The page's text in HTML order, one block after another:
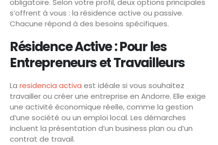
obligatoire. Selon votre profil, deux options principales
s’offrent à vous : la résidence active ou passive.
Chacune répond à des besoins spécifiques.
Résidence Active : Pour les
Entrepreneurs et Travailleurs
La residencia activa est idéale si vous souhaitez
travailler ou créer une entreprise en Andorre. Elle exige
une activité économique réelle, comme la gestion
d’une société ou un emploi local. Les démarches
incluent la présentation d’un business plan ou d’un
contrat de travail.